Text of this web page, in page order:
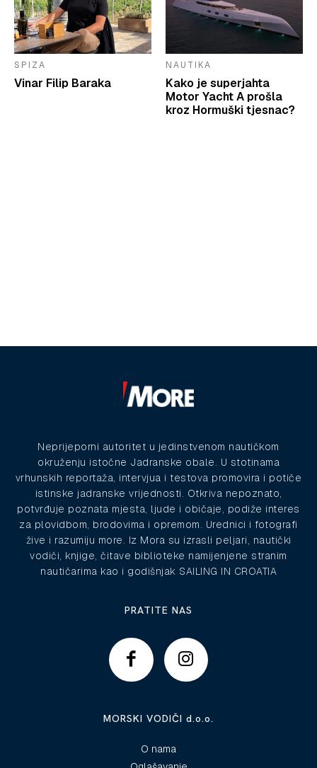
SPIZA
Vinar Filip Baraka
NAUTIKA
Kako je superjahta
Motor Yacht A prošla
kroz Hormuški tjesnac?
Neprijeporni autoritet u jedinstvenom nautičkom
okruženju istočne Jadranske obale. U stotinama
vrhunskih reportaža, intervjua i testova promovira i potiče
istinske jadranske vrijednosti. Otkriva nepoznato,
potvrđuje poznata mjesta, ljude i običaje, podiže interes
za plovidbom, brodovima i opremom. Urednici i fotografi
žive i razumiju more. Iz Mora su izrasli peljari, nautički
vodiči, knjige, čitave biblioteke namijenjene stranim
nautičarima kao i godišnjak SAILING IN CROATIA
PRATITE NAS
MORSKI VODIČI d.o.o.
O nama